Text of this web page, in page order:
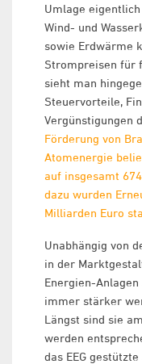
Umlage
Wind- und
sowie Erdwärme
Strompreisen für
sieht man
Steuervorteile,
Vergünstigungen
Förderung von
Atomenergie
auf insgesamt
dazu wurden
Milliarden Euro
Unabhängig von
in der
Energien-
immer stärker
Längst sind sie
werden
das EEG